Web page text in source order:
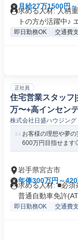
月給27万1500円
求める人材: 人柄
トの方が活躍中♪
即日勤務OK 交通費
正社員
住宅営業スタッフ
万〜+高インセン
株式会社日盛ハウジング
お客様の理想や夢
600万円目指せま
岩手県宮古市
年俸300万円～
求める人材: ■必須
普通自動車免許(AT
即日勤務OK 交通費